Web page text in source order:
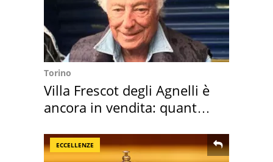
Torino
Villa Frescot degli Agnelli è
ancora in vendita: quanto
ECCELLENZE